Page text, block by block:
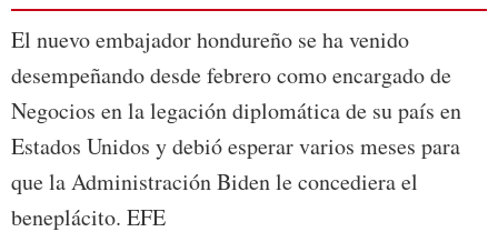
El nuevo embajador hondureño se ha venido
desempeñando desde febrero como encargado de
Negocios en la legación diplomática de su país en
Estados Unidos y debió esperar varios meses para
que la Administración Biden le concediera el
beneplácito. EFE